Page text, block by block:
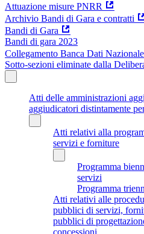
Attuazione misure PNRR
Archivio Bandi di Gara e contratti
Bandi di Gara
Bandi di gara 2023
Collegamento Banca Dati Nazionale
Sotto-sezioni eliminate dalla
Atti delle amministrazioni
aggiudicatori distintamente
Atti relativi alla
servizi e forniture
Programma
servizi
Programma
Atti relativi alle
pubblici di servizi,
pubblici di
concessioni